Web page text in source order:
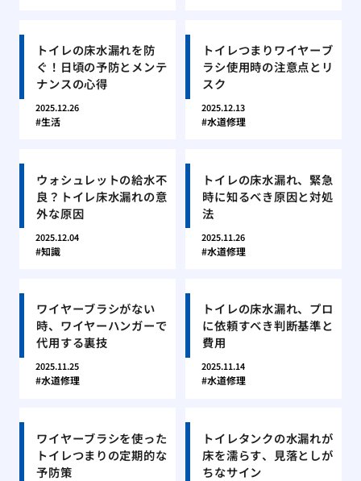
トイレの床水漏れを防
ぐ！日頃の予防とメンテ
ナンスの心得
2025.12.26
生活
トイレつまりワイヤーブ
ラシ使用時の注意点とリ
スク
2025.12.13
水道修理
ウォシュレットの給水不
良？トイレ床水漏れの意
外な原因
2025.12.04
知識
トイレの床水漏れ、緊急
時に知るべき原因と対処
法
2025.11.26
水道修理
ワイヤーブラシがない
時、ワイヤーハンガーで
代用する裏技
2025.11.25
水道修理
トイレの床水漏れ、プロ
に依頼すべき判断基準と
費用
2025.11.14
水道修理
ワイヤーブラシを使った
トイレつまりの定期的な
予防策
トイレタンクの水漏れが
床を濡らす、見落としが
ちなサイン